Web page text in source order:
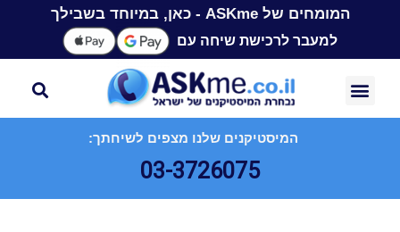
המומחים של ASKme - כאן, במיוחד בשבילך
למעבר לרכישת שיחה עם
המיסטיקנים שלנו מצפים לשיחתך:
03-3726075